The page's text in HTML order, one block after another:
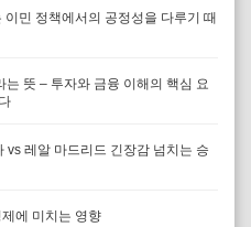
이민 정책에서의 공정성을 다루기 때
뜻 – 투자와 금융 이해의 핵심 요
vs 레알 마드리드 긴장감 넘치는 승
제에 미치는 영향